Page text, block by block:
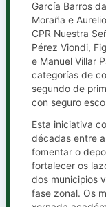
García Barros
Moraña e
CPR Nuestra
Pérez Viondi,
e Manuel Villar
categorías de
segundo de
con seguro
Esta iniciativa
décadas entre
fomentar o
fortalecer os
dos municipios
fase zonal. Os